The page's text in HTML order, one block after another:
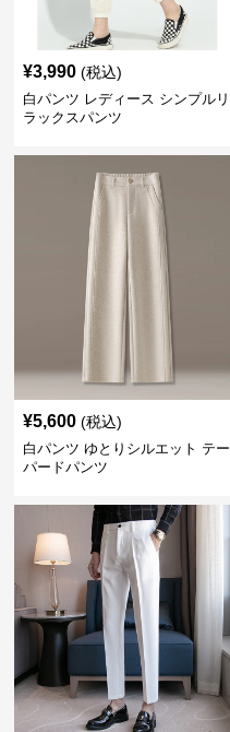
¥3,990 (税込)
白パンツ レディース シンプルリ
ラックスパンツ
¥5,600 (税込)
白パンツ ゆとりシルエット テー
パードパンツ